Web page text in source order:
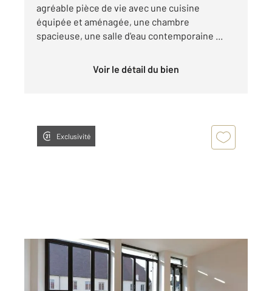
agréable pièce de vie avec une cuisine
équipée et aménagée, une chambre
spacieuse, une salle d'eau contemporaine ...
Voir le détail du bien
Exclusivité
, 2 pièces
Ref : 13573